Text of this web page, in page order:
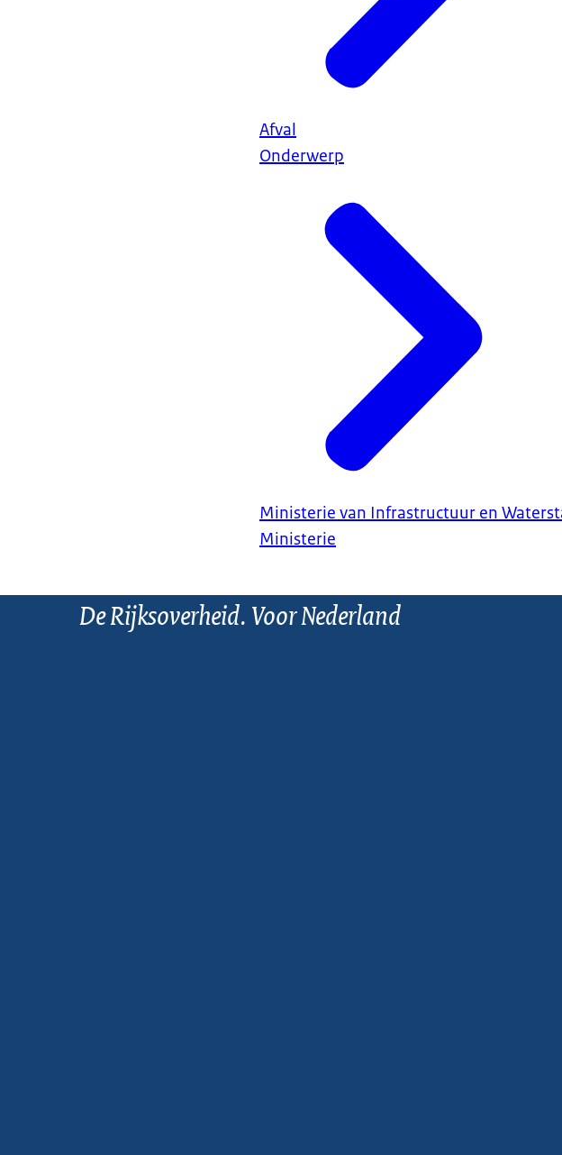
Afval
Onderwerp
Ministerie van Infrastructuur en
Ministerie
De Rijksoverheid. Voor Nederland